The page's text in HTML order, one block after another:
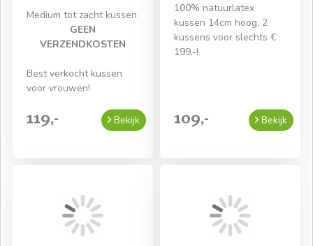
Medium tot zacht kussen
GEEN
VERZENDKOSTEN
Best verkocht kussen
voor vrouwen!
119,- Bekijk
100% natuurlatex
kussen 14cm hoog, 2
kussens voor slechts €
199,-!
109,- Bekijk